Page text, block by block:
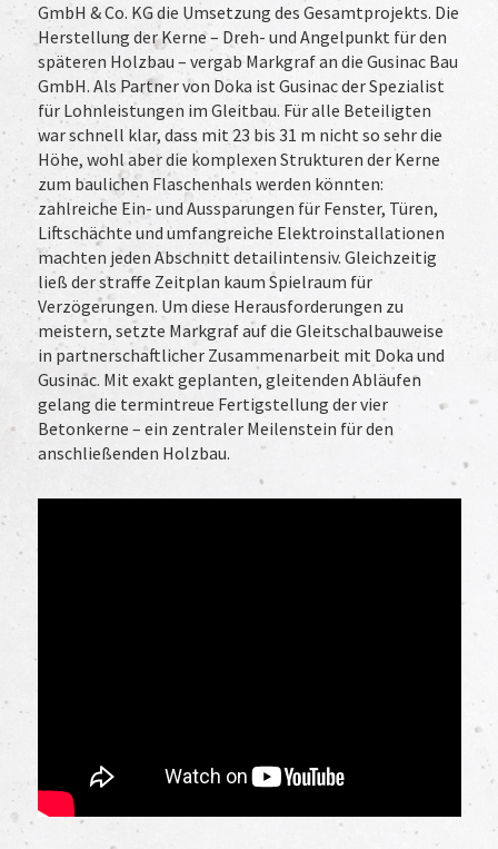
GmbH & Co. KG die Umsetzung des Gesamtprojekts. Die
Herstellung der Kerne – Dreh- und Angelpunkt für den
späteren Holzbau – vergab Markgraf an die Gusinac Bau
GmbH. Als Partner von Doka ist Gusinac der Spezialist
für Lohnleistungen im Gleitbau. Für alle Beteiligten
war schnell klar, dass mit 23 bis 31 m nicht so sehr die
Höhe, wohl aber die komplexen Strukturen der Kerne
zum baulichen Flaschenhals werden könnten:
zahlreiche Ein- und Aussparungen für Fenster, Türen,
Liftschächte und umfangreiche Elektroinstallationen
machten jeden Abschnitt detailintensiv. Gleichzeitig
ließ der straffe Zeitplan kaum Spielraum für
Verzögerungen. Um diese Herausforderungen zu
meistern, setzte Markgraf auf die Gleitschalbauweise
in partnerschaftlicher Zusammenarbeit mit Doka und
Gusinac. Mit exakt geplanten, gleitenden Abläufen
gelang die termintreue Fertigstellung der vier
Betonkerne – ein zentraler Meilenstein für den
anschließenden Holzbau.